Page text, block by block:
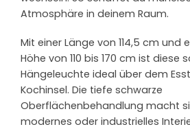
Atmosphäre in deinem Raum.
Mit einer Länge von 114,5 cm und
Höhe von 110 bis 170 cm ist diese
Hängeleuchte ideal über dem
Kochinsel. Die tiefe schwarze
Oberflächenbehandlung macht
modernes oder industrielles